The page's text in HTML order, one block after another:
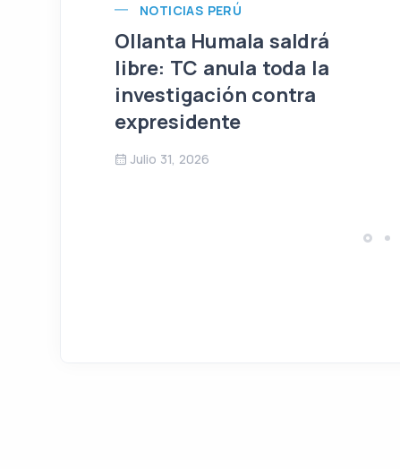
NOTICIAS PERÚ
Ollanta Humala saldrá
libre: TC anula toda la
investigación contra
expresidente
Julio 31, 2026